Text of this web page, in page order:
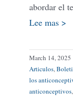
abordar el
Lee mas >
March 14, 2025
Articulos,
los
anticonceptivos,